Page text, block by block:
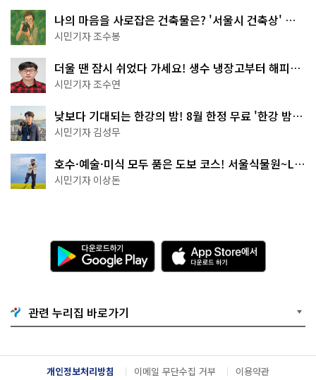
나의 마음을 사로잡은 건축물은? '서울시 건축상' 수
상작 공개!
시민기자 조수봉
더울 땐 잠시 쉬었다 가세요! 생수 냉장고부터 해피소
·무더위쉼터까지
시민기자 조수연
낮보다 기대되는 한강의 밤! 8월 한정 무료 '한강 밤
핑' 예약은?
시민기자 김성무
호수·예술·미식 모두 품은 도보 코스! 서울식물원~LG
아트센터~마곡테라스거리
시민기자 이상돈
다
운
로
기
G
o
g
l
A
p
p
e
서
다
관련 누리집 바로가기
개인정보처리방침 이메일 무단수집 거부 이용약관